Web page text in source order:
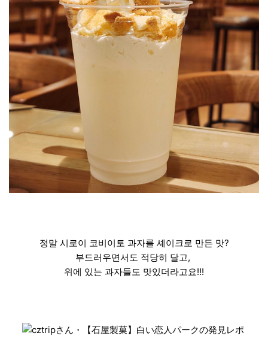
정말 시로이 코비이토 과자를 셰이크로 만든 맛?
부드러우면서도 적당히 달고,
위에 있는 과자들도 맛있더라고요!!!